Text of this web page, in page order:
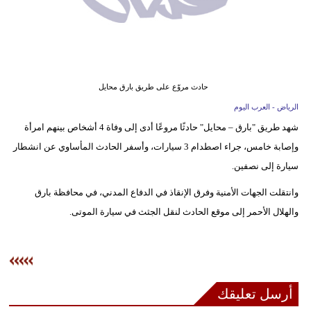
علوم
وتكنولوجيا
سيارات
حادث مروّع على طريق بارق محايل
الرياض - العرب اليوم
شهد طريق "بارق – محايل" حادثًا مروعًا أدى إلى وفاة 4 أشخاص بينهم امرأة
وإصابة خامس، جراء اصطدام 3 سيارات، وأسفر الحادث المأساوي عن انشطار
سيارة إلى نصفين.
وانتقلت الجهات الأمنية وفرق الإنقاذ في الدفاع المدني، في محافظة بارق
والهلال الأحمر إلى موقع الحادث لنقل الجثث في سيارة الموتى.
أرسل تعليقك